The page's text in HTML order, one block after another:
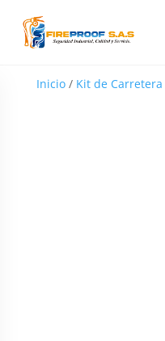
Inicio/ Kit de Carretera